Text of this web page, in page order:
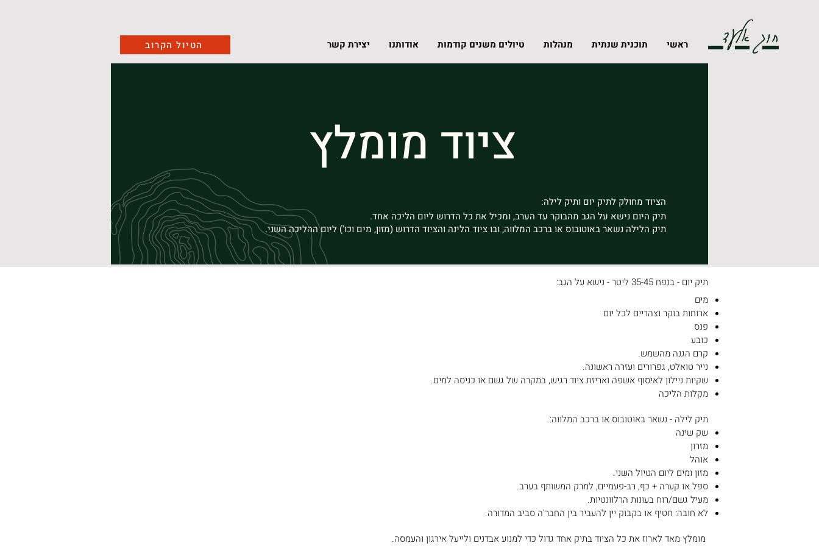
הטיול הקרוב ראשי תוכנית שנתית מנהלות טיולים משנים קודמות אודותנו יצירת קשר חוג אלעד
ציוד מומלץ
הציוד מחולק לתיק יום ותיק לילה:
תיק היום נישא על הגב מהבוקר עד הערב, ומכיל את כל הדרוש ליום הליכה אחד.
תיק הלילה נשאר באוטובוס או ברכב המלווה, ובו ציוד הלינה והציוד הדרוש (מזון, מים וכו') ליום ההליכה השני.
תיק יום - בנפח 35-45 ליטר - נישא על הגב:
מים
ארוחות בוקר וצהריים לכל יום
פנס
כובע
קרם הגנה מהשמש.
נייר טואלט, גפרורים ועזרה ראשונה.
שקיות ניילון לאיסוף אשפה ואריזת ציוד רגיש, במקרה של גשם או כניסה למים.
מקלות הליכה
תיק לילה - נשאר באוטובוס או ברכב המלווה:
שק שינה
מזרון
אוהל
מזון ומים ליום הטיול השני.
ספל או קערה + כף, רב-פעמיים, למרק המשותף בערב.
מעיל גשם/רוח בעונות הרלוונטיות.
לא חובה: חטיף או בקבוק יין להעביר בין החבר'ה סביב המדורה.
מומלץ מאד לארוז את כל הציוד בתיק אחד גדול כדי למנוע אבדנים ולייעל אירגון והעמסה.